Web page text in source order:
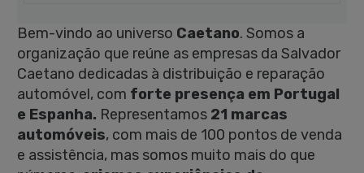
Bem-vindo ao universo Caetano. Somos a
organização que reúne as empresas da Salvador
Caetano dedicadas à distribuição e reparação
automóvel, com forte presença em Portugal
e Espanha. Representamos 21 marcas
automóveis, com mais de 100 pontos de venda
e assistência, mas somos muito mais do que